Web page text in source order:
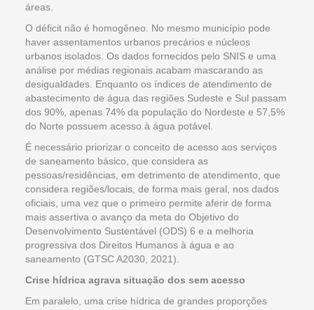
áreas.
O déficit não é homogêneo. No mesmo município pode
haver assentamentos urbanos precários e núcleos
urbanos isolados. Os dados fornecidos pelo SNIS e uma
análise por médias regionais acabam mascarando as
desigualdades. Enquanto os índices de atendimento de
abastecimento de água das regiões Sudeste e Sul passam
dos 90%, apenas 74% da população do Nordeste e 57,5%
do Norte possuem acesso à água potável.
É necessário priorizar o conceito de acesso aos serviços
de saneamento básico, que considera as
pessoas/residências, em detrimento de atendimento, que
considera regiões/locais, de forma mais geral, nos dados
oficiais, uma vez que o primeiro permite aferir de forma
mais assertiva o avanço da meta do Objetivo do
Desenvolvimento Sustentável (ODS) 6 e a melhoria
progressiva dos Direitos Humanos à água e ao
saneamento (GTSC A2030, 2021).
Crise hídrica agrava situação dos sem acesso
Em paralelo, uma crise hídrica de grandes proporções